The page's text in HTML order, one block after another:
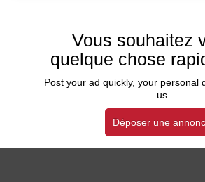
Vous souhaitez
quelque chose
Post your ad quickly, your personal
us
Déposer une